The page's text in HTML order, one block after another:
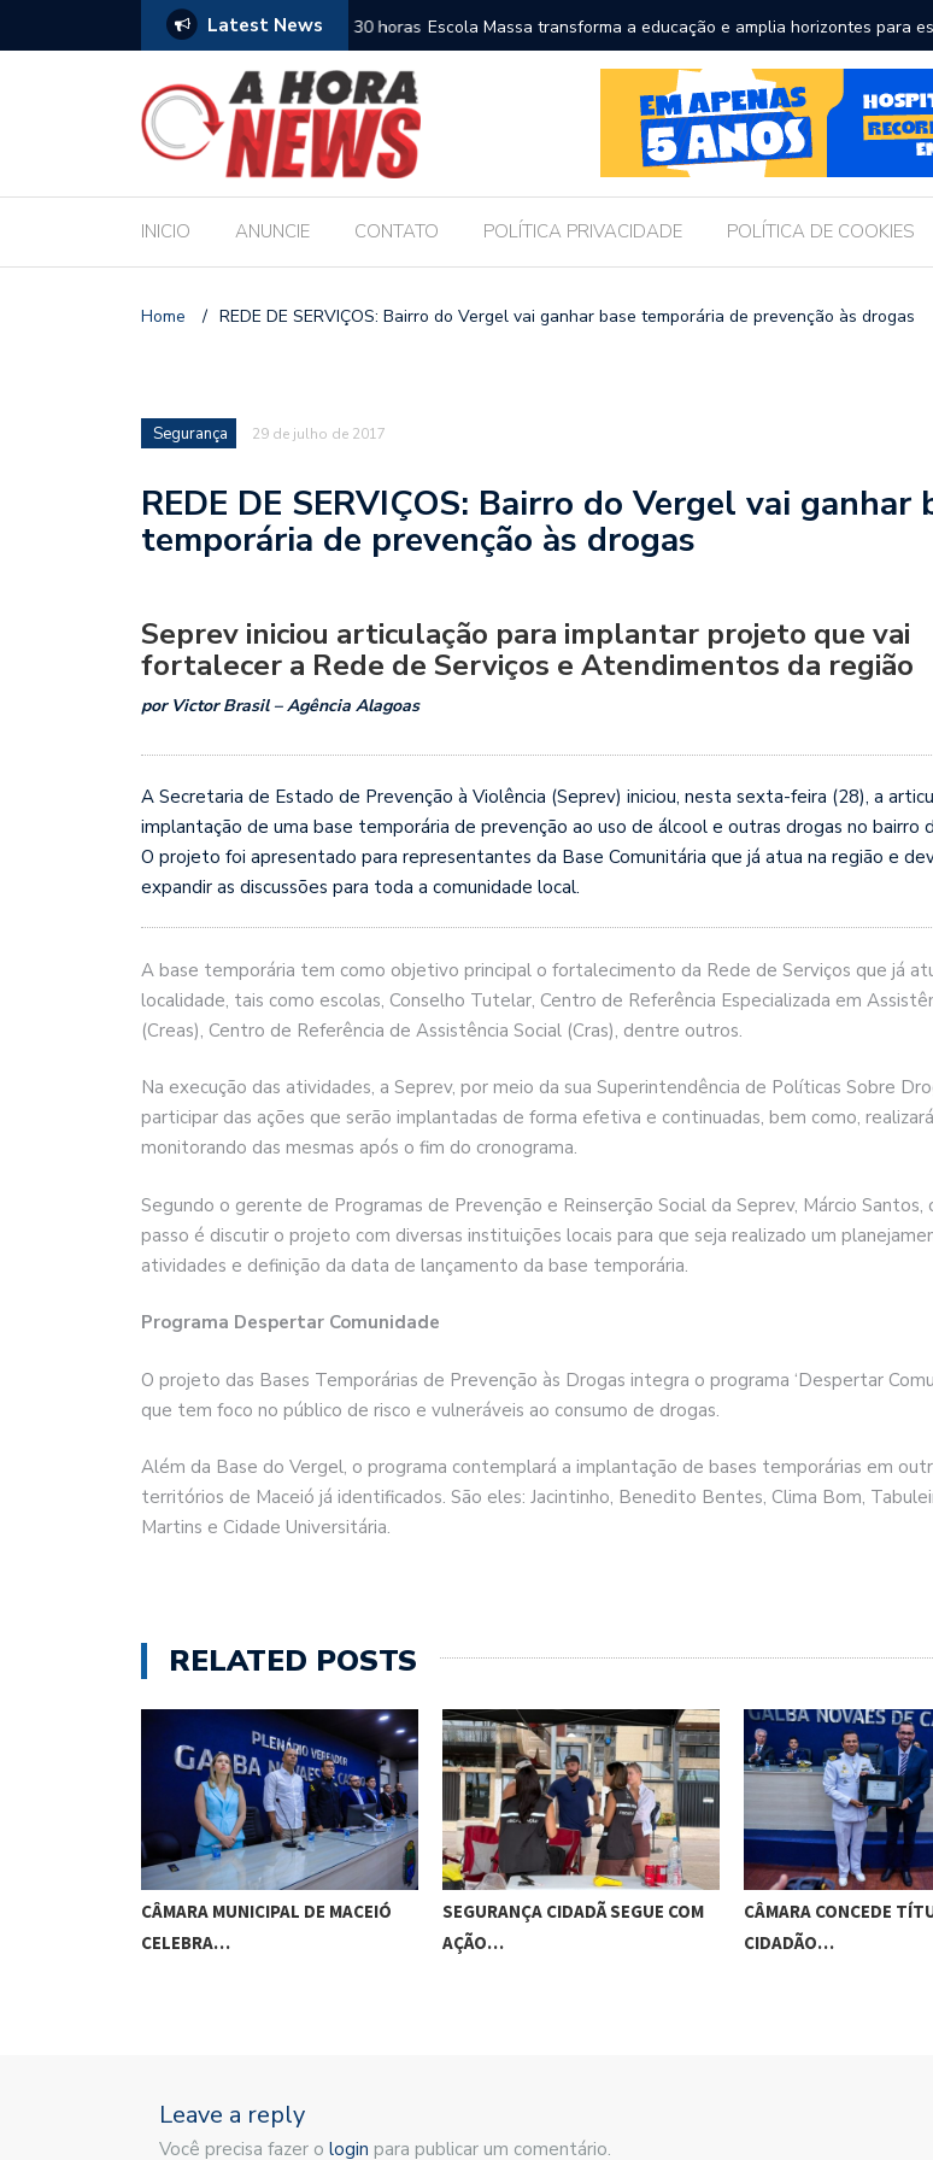
Latest News
escolares e sanciona jornada de 30 horas
Escola Massa transforma a educação e amplia horizontes para estudantes
pública de Maceió
INICIO ANUNCIE CONTATO POLÍTICA PRIVACIDADE POLÍTICA DE COOKIES
Home / REDE DE SERVIÇOS: Bairro do Vergel vai ganhar base temporária de prevenção às drogas
Segurança 29 de julho de 2017
REDE DE SERVIÇOS: Bairro do Vergel vai ganhar
temporária de prevenção às drogas
Seprev iniciou articulação para implantar projeto que vai
fortalecer a Rede de Serviços e Atendimentos da região
por Victor Brasil – Agência Alagoas
A Secretaria de Estado de Prevenção à Violência (Seprev) iniciou, nesta sexta-feira (28), a
implantação de uma base temporária de prevenção ao uso de álcool e outras drogas no bairro
O projeto foi apresentado para representantes da Base Comunitária que já atua na região e
expandir as discussões para toda a comunidade local.
A base temporária tem como objetivo principal o fortalecimento da Rede de Serviços que já
localidade, tais como escolas, Conselho Tutelar, Centro de Referência Especializada em
(Creas), Centro de Referência de Assistência Social (Cras), dentre outros.
Na execução das atividades, a Seprev, por meio da sua Superintendência de Políticas Sobre
participar das ações que serão implantadas de forma efetiva e continuadas, bem como,
monitorando das mesmas após o fim do cronograma.
Segundo o gerente de Programas de Prevenção e Reinserção Social da Seprev, Márcio Santos,
passo é discutir o projeto com diversas instituições locais para que seja realizado um
atividades e definição da data de lançamento da base temporária.
Programa Despertar Comunidade
O projeto das Bases Temporárias de Prevenção às Drogas integra o programa ‘Despertar
que tem foco no público de risco e vulneráveis ao consumo de drogas.
Além da Base do Vergel, o programa contemplará a implantação de bases temporárias em
territórios de Maceió já identificados. São eles: Jacintinho, Benedito Bentes, Clima Bom,
Martins e Cidade Universitária.
RELATED POSTS
CÂMARA MUNICIPAL DE MACEIÓ
CELEBRA…
SEGURANÇA CIDADÃ SEGUE COM
AÇÃO…
CÂMARA CONCEDE
CIDADÃO…
Leave a reply
Você precisa fazer o login para publicar um comentário.